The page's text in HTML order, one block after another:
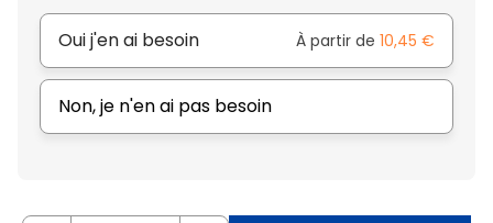
Oui j'en ai besoin À partir de 10,45 €
Non, je n'en ai pas besoin